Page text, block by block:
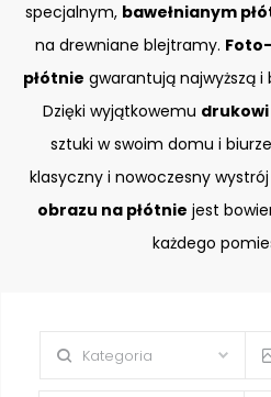
specjalnym, bawełnianym
na drewniane blejtramy.
płótnie gwarantują najwyższą
Dzięki wyjątkowemu drukowi
sztuki w swoim domu i
klasyczny i nowoczesny
obrazu na płótnie jest
każdego
Kategoria